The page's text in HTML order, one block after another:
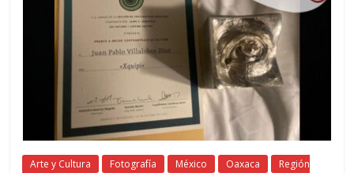
Arte y Cultura Fotografía México Oaxaca
Región